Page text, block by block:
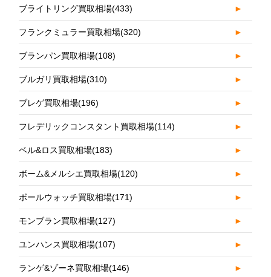
ブライトリング買取相場(433) ►
フランクミュラー買取相場(320) ►
ブランパン買取相場(108) ►
ブルガリ買取相場(310) ►
ブレゲ買取相場(196) ►
フレデリックコンスタント買取相場(114) ►
ベル&ロス買取相場(183) ►
ボーム&メルシエ買取相場(120) ►
ボールウォッチ買取相場(171) ►
モンブラン買取相場(127) ►
ユンハンス買取相場(107) ►
ランゲ&ゾーネ買取相場(146) ►